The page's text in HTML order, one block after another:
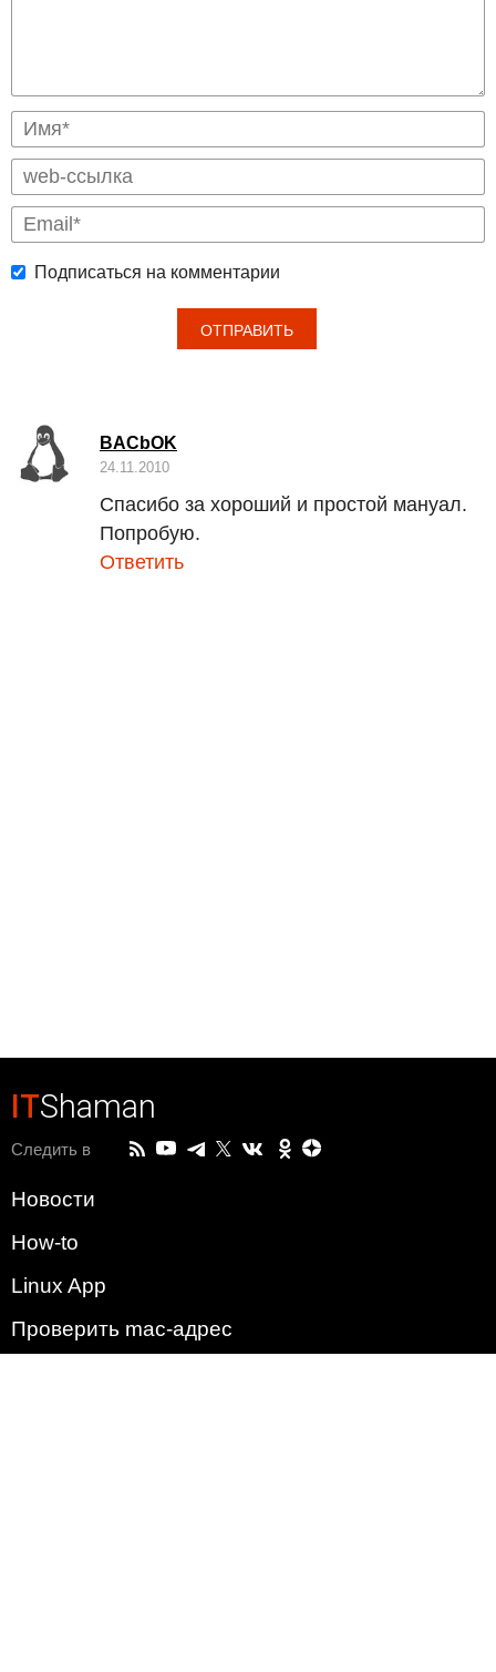
Подписаться на комментарии
BACbOK
24.11.2010
Спасибо за хороший и простой мануал.
Попробую.
Ответить
ITShaman
Следить в
Новости
How-to
Linux App
Проверить mac-адрес